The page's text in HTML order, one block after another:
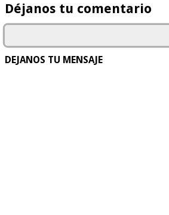
Déjanos tu comentario
DEJANOS TU MENSAJE